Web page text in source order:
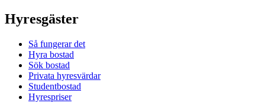
Hyresgäster
Så fungerar det
Hyra bostad
Sök bostad
Privata hyresvärdar
Studentbostad
Hyrespriser